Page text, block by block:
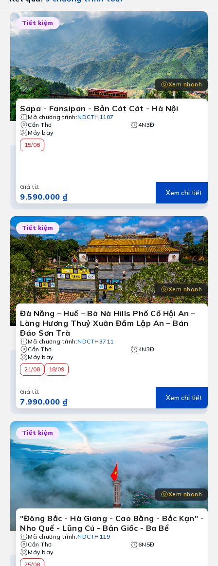
Tiết kiệm
Xem nhanh
Sapa - Fansipan - Bản Cát Cát - Hà Nội
Mã chương trình:NDCTH1107
Cần Thơ
4N3Đ
Máy bay
15/08
Giá từ:
9.590.000 ₫ Xem chi tiết
Tiết kiệm
Xem nhanh
Đà Nẵng – Huế – Bà Nà Hills Phố Cổ Hội An –
Làng Hương Thuỷ Xuân Đầm Lập An – Bán
Đảo Sơn Trà
Mã chương trình:NDCTH3711
Cần Thơ
4N3Đ
Máy bay
21/08
18/09
Giá từ:
7.990.000 ₫ Xem chi tiết
Tiết kiệm
Xem nhanh
"Đông Bắc - Hà Giang - Cao Bằng - Bắc Kạn" -
Nho Quế - Lũng Cú - Bản Giốc - Ba Bể
Mã chương trình:NDCTH119
Cần Thơ
6N5Đ
Máy bay
25/08